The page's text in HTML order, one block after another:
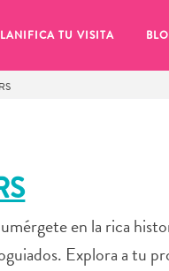
TU VISITA
en la rica
Explora a tu